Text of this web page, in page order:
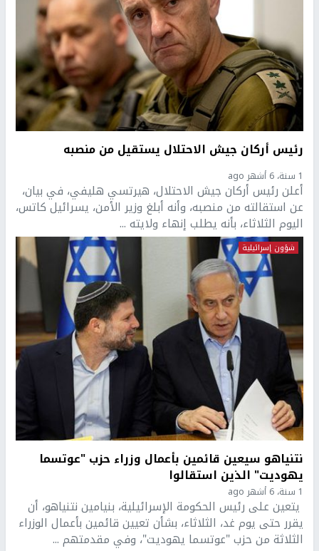
رئيس أركان جيش الاحتلال يستقيل من منصبه
1 سنة، 6 أشهر ago
أعلن رئيس أركان جيش الاحتلال، هيرتسي هليفي، في بيان،
عن استقالته من منصبه، وأنه أبلغ وزير الأمن، يسرائيل كاتس،
اليوم الثلاثاء، بأنه يطلب إنهاء ولايته ...
شؤون إسرائيلية
نتنياهو سيعين قائمين بأعمال وزراء حزب "عوتسما
يهوديت" الذين استقالوا
1 سنة، 6 أشهر ago
يتعين على رئيس الحكومة الإسرائيلية، بنيامين نتنياهو، أن
يقرر حتى يوم غد، الثلاثاء، بشأن تعيين قائمين بأعمال الوزراء
الثلاثة من حزب "عوتسما يهوديت"، وفي مقدمتهم ...